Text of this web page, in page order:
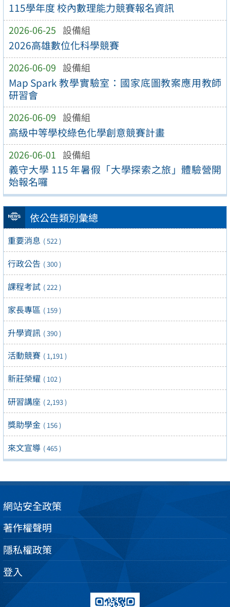
115學年度 校內數理能力競賽報名資訊
2026-06-25 設備組
2026高雄數位化科學競賽
2026-06-09 設備組
Map Spark 教學實驗室：國家底圖教案應用教師
研習會
2026-06-09 設備組
高級中等學校綠色化學創意競賽計畫
2026-06-01 設備組
義守大學 115 年暑假「大學探索之旅」體驗營開
始報名囉
依公告類別彙總
重要消息 ( 522 )
行政公告 ( 300 )
課程考試 ( 222 )
家長專區 ( 159 )
升學資訊 ( 390 )
活動競賽 ( 1,191 )
新莊榮耀 ( 102 )
研習講座 ( 2,193 )
獎助學金 ( 156 )
來文宣導 ( 465 )
網站安全政策
著作權聲明
隱私權政策
登入